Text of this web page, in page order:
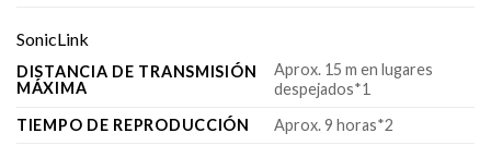
SonicLink
DISTANCIA DE TRANSMISIÓN
MÁXIMA
Aprox. 15 m en lugares
despejados*1
TIEMPO DE REPRODUCCIÓN
Aprox. 9 horas*2